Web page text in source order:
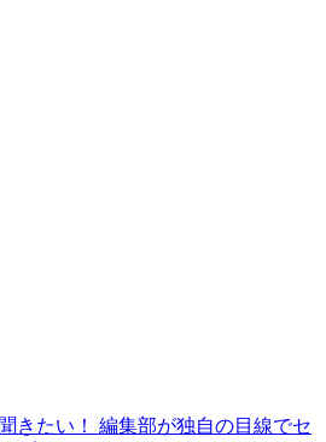
きたい！ 編集部が独自の目線でセ